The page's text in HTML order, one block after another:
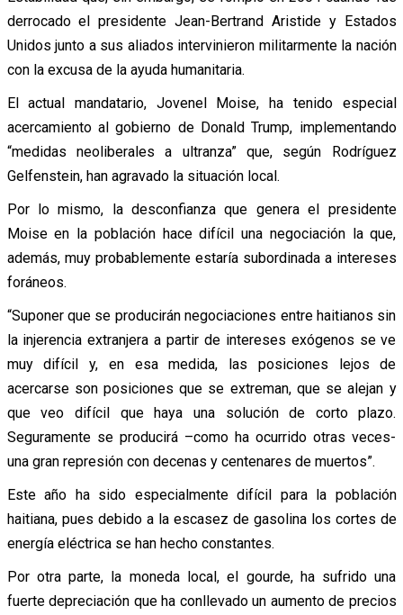
derrocado el presidente Jean-Bertrand Aristide y Estados
Unidos junto a sus aliados intervinieron militarmente la nación
con la excusa de la ayuda humanitaria.
El actual mandatario, Jovenel Moise, ha tenido especial
acercamiento al gobierno de Donald Trump, implementando
“medidas neoliberales a ultranza” que, según Rodríguez
Gelfenstein, han agravado la situación local.
Por lo mismo, la desconfianza que genera el presidente
Moise en la población hace difícil una negociación la que,
además, muy probablemente estaría subordinada a intereses
foráneos.
“Suponer que se producirán negociaciones entre haitianos sin
la injerencia extranjera a partir de intereses exógenos se ve
muy difícil y, en esa medida, las posiciones lejos de
acercarse son posiciones que se extreman, que se alejan y
que veo difícil que haya una solución de corto plazo.
Seguramente se producirá –como ha ocurrido otras veces-
una gran represión con decenas y centenares de muertos”.
Este año ha sido especialmente difícil para la población
haitiana, pues debido a la escasez de gasolina los cortes de
energía eléctrica se han hecho constantes.
Por otra parte, la moneda local, el gourde, ha sufrido una
fuerte depreciación que ha conllevado un aumento de precios